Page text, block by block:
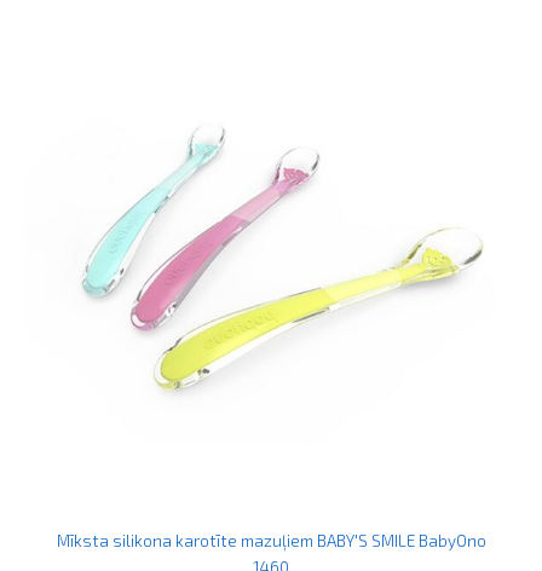
Mīksta silikona karotīte mazuļiem BABY'S SMILE BabyOno
1460